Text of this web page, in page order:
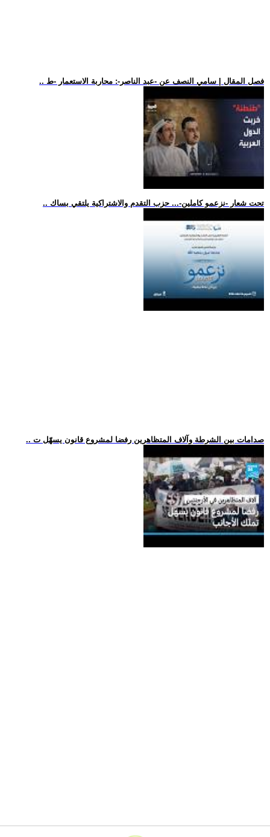
.. فصل المقال | سامي النصف عن -عبد الناصر-: محاربة الاستعمار -ط
.. تحت شعار -نزعمو كاملين-... حزب التقدم والاشتراكية يلتقي بساك
.. صدامات بين الشرطة وآلاف المتظاهرين رفضا لمشروع قانون يسهّل ت